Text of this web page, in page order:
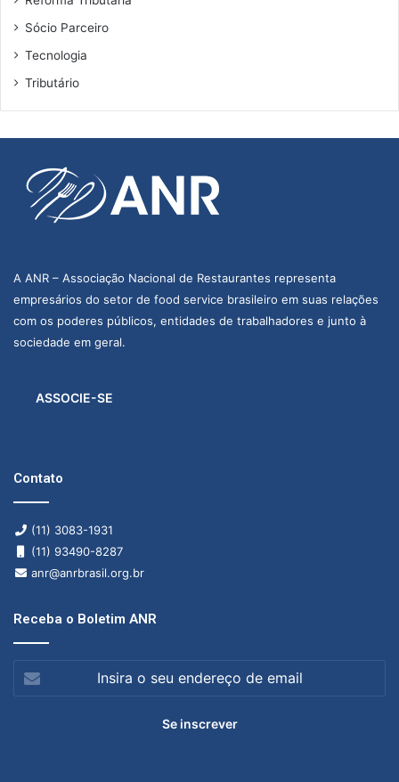
Sócio Parceiro
Tecnologia
Tributário
A ANR – Associação Nacional de Restaurantes representa
empresários do setor de food service brasileiro em suas relações
com os poderes públicos, entidades de trabalhadores e junto à
sociedade em geral.
ASSOCIE-SE
Contato
(11) 3083-1931
(11) 93490-8287
anr@anrbrasil.org.br
Receba o Boletim ANR